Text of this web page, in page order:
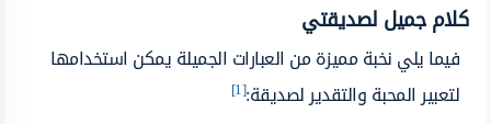
كلام جميل لصديقتي
فيما يلي نخبة مميزة من العبارات الجميلة يمكن استخدامها
لتعبير المحبة والتقدير لصديقة:[1]